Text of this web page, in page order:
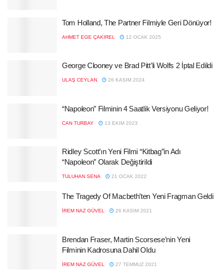
Tom Holland, The Partner Filmiyle Geri Dönüyor!
AHMET EGE ÇAKIREL 12 OCAK 2025
George Clooney ve Brad Pitt’li Wolfs 2 İptal Edildi
ULAŞ CEYLAN 26 KASIM 2024
“Napoleon” Filminin 4 Saatlik Versiyonu Geliyor!
CAN TURBAY 13 EKIM 2023
Ridley Scott’ın Yeni Filmi “Kitbag”in Adı
“Napoleon” Olarak Değiştirildi
TULUHAN SENA 21 OCAK 2022
The Tragedy Of Macbeth’ten Yeni Fragman Geldi
İREM NAZ GÜVEL 26 KASIM 2021
Brendan Fraser, Martin Scorsese’nin Yeni
Filminin Kadrosuna Dahil Oldu
İREM NAZ GÜVEL 27 TEMMUZ 2021